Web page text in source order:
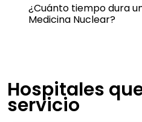
¿Cuánto tiempo dura
Medicina Nuclear?
Hospitales
servicio